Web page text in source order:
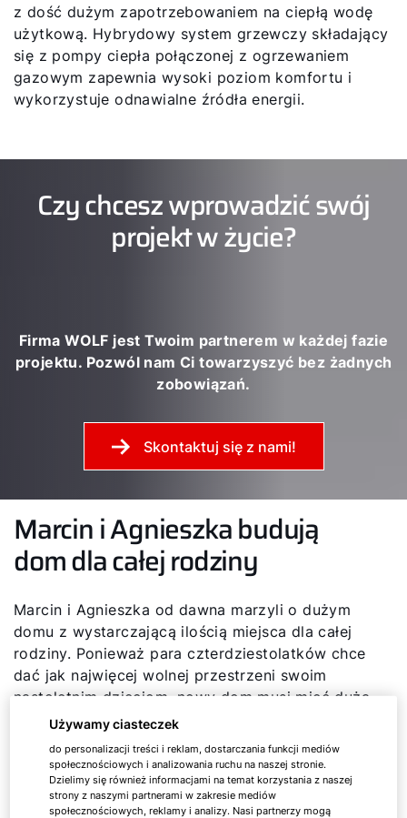
z dość dużym zapotrzebowaniem na ciepłą wodę
użytkową. Hybrydowy system grzewczy składający
się z pompy ciepła połączonej z ogrzewaniem
gazowym zapewnia wysoki poziom komfortu i
wykorzystuje odnawialne źródła energii.
Czy chcesz wprowadzić swój
projekt w życie?
Firma WOLF jest Twoim partnerem w każdej fazie
projektu. Pozwól nam Ci towarzyszyć bez żadnych
zobowiązań.
Skontaktuj się z nami!
Marcin i Agnieszka budują
dom dla całej rodziny
Marcin i Agnieszka od dawna marzyli o dużym
domu z wystarczającą ilością miejsca dla całej
rodziny. Ponieważ para czterdziestolatków chce
dać jak najwięcej wolnej przestrzeni swoim
nastoletnim dzieciom, nowy dom musi mieć dużą
powierzchnię mieszkalną – 250 m².
Dom powstanie na zagospodarowanej działce
przekazanej przez rodziców Agnieszki. Para
rozważa połączenie wydajnego systemu
Używamy ciasteczek
do personalizacji treści i reklam, dostarczania funkcji mediów
społecznościowych i analizowania ruchu na naszej stronie.
Dzielimy się również informacjami na temat korzystania z naszej
strony z naszymi partnerami w zakresie mediów
społecznościowych, reklamy i analizy. Nasi partnerzy mogą